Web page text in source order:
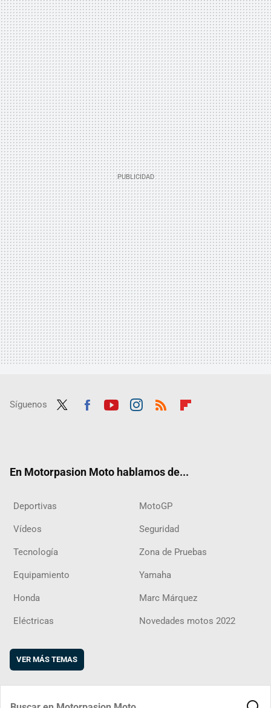
Síguenos
En Motorpasion Moto hablamos de...
Deportivas MotoGP
Vídeos Seguridad
Tecnología Zona de Pruebas
Equipamiento Yamaha
Honda Marc Márquez
Eléctricas Novedades motos 2022
VER MÁS TEMAS